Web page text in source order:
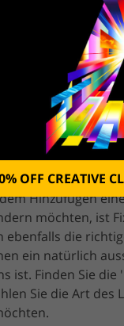
Hinzufügen
möchten, ist
ebenfalls die
ein natürlich
ist. Finden Sie die '
Sie die Art des
OFF CREATIVE